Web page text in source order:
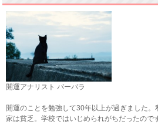
開運アナリスト バーバラ
開運のことを勉強して30年以上が過ぎました。
家は貧乏。学校ではいじめられがちだったので